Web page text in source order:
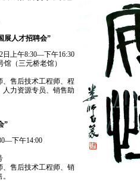
展人才招聘会”
日上午8:30—下午16:30
（三元桥老馆）
售后技术工程师、程
人力资源专员、销售助
”
下午14:00
、售后技术工程师、销